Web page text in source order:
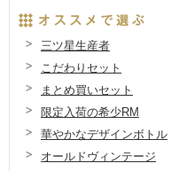
三ツ星生産者
こだわりセット
まとめ買いセット
限定入荷の希少RM
華やかなデザインボトル
オールドヴィンテージ